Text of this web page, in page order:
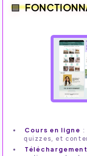
Cours en ligne :
quizzes, et